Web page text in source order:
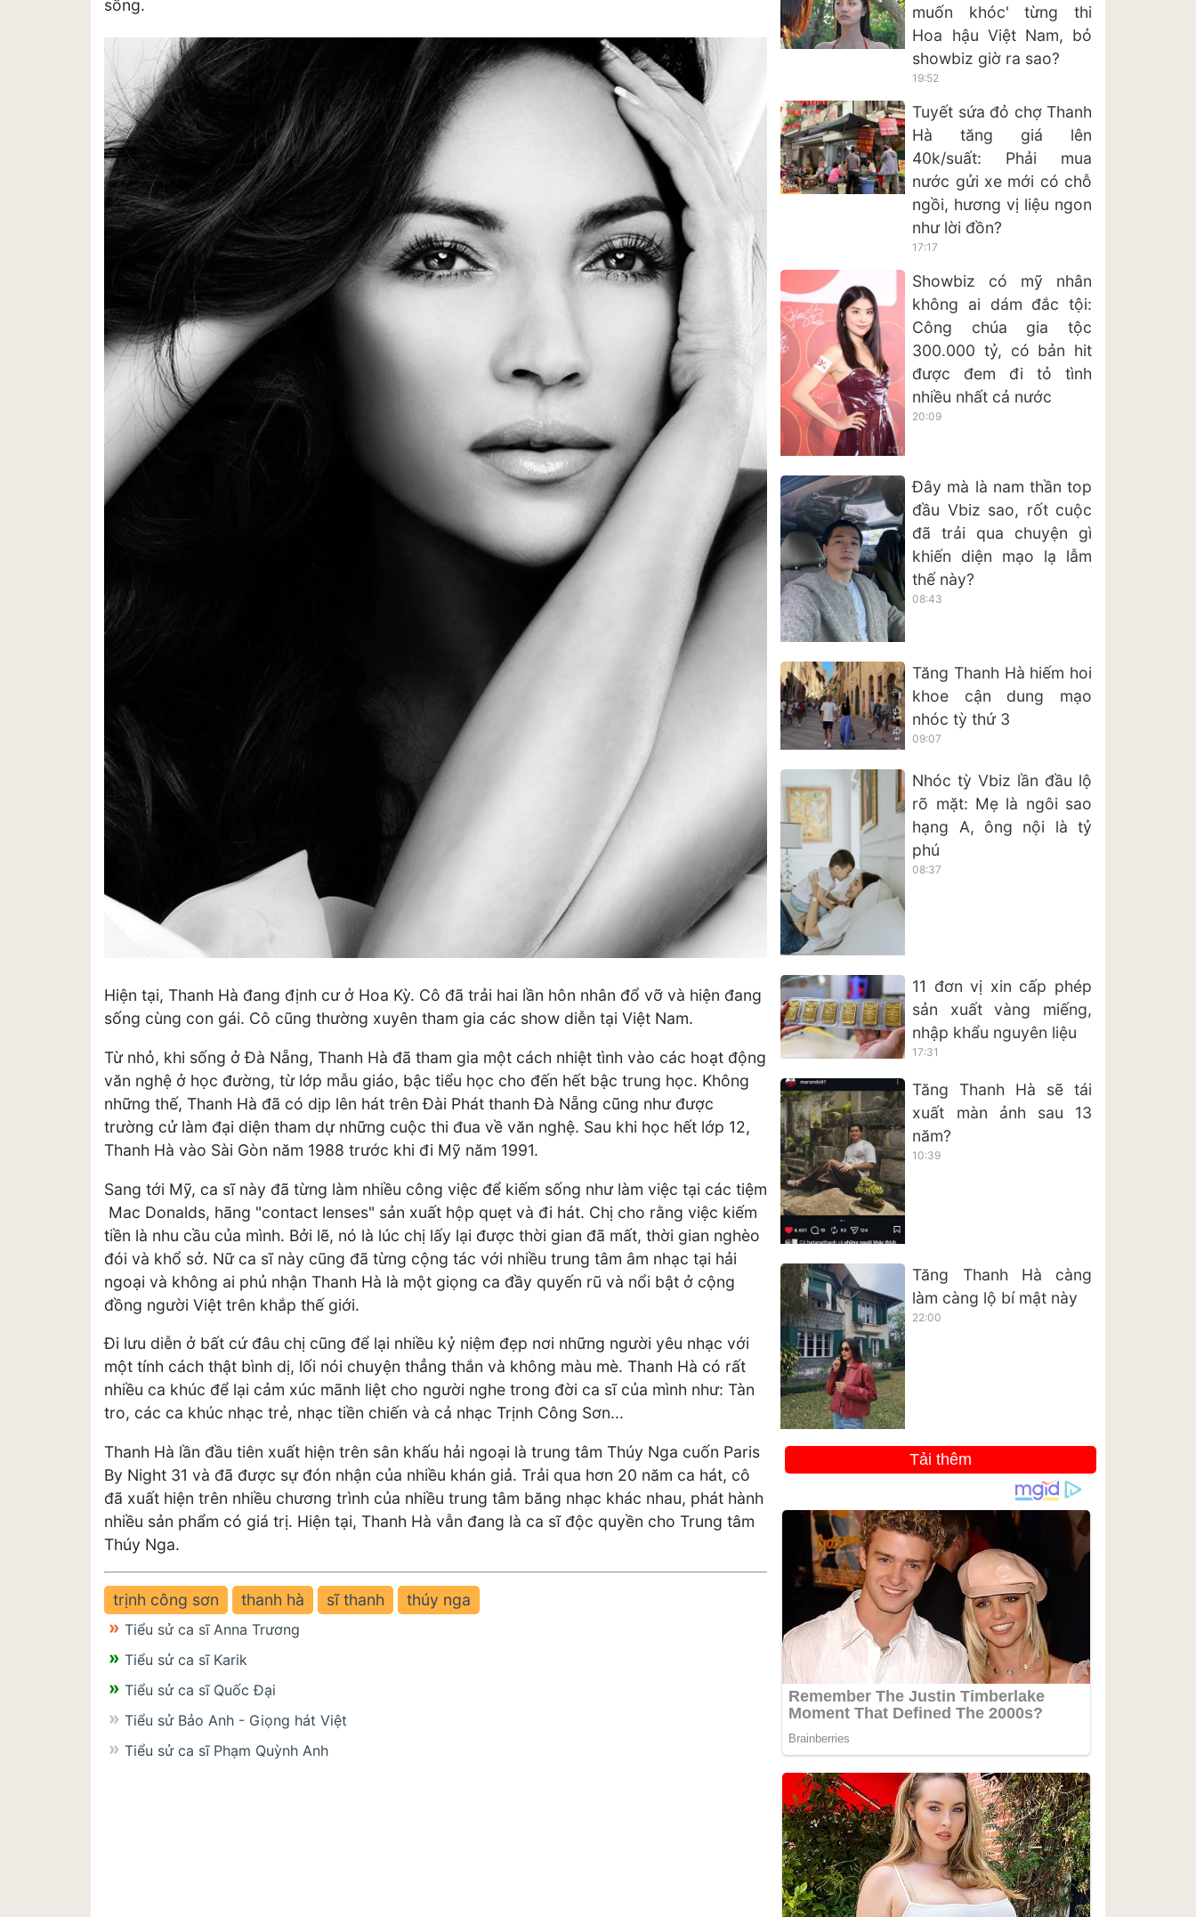
sống.
Hiện tại, Thanh Hà đang định cư ở Hoa Kỳ. Cô đã trải hai lần hôn nhân đổ vỡ và hiện đang
sống cùng con gái. Cô cũng thường xuyên tham gia các show diễn tại Việt Nam.
Từ nhỏ, khi sống ở Đà Nẵng, Thanh Hà đã tham gia một cách nhiệt tình vào các hoạt động
văn nghệ ở học đường, từ lớp mẫu giáo, bậc tiểu học cho đến hết bậc trung học. Không
những thế, Thanh Hà đã có dịp lên hát trên Đài Phát thanh Đà Nẵng cũng như được
trường cử làm đại diện tham dự những cuộc thi đua về văn nghệ. Sau khi học hết lớp 12,
Thanh Hà vào Sài Gòn năm 1988 trước khi đi Mỹ năm 1991.
Sang tới Mỹ, ca sĩ này đã từng làm nhiều công việc để kiếm sống như làm việc tại các tiệm
Mac Donalds, hãng "contact lenses" sản xuất hộp quẹt và đi hát. Chị cho rằng việc kiếm
tiền là nhu cầu của mình. Bởi lẽ, nó là lúc chị lấy lại được thời gian đã mất, thời gian nghèo
đói và khổ sở. Nữ ca sĩ này cũng đã từng cộng tác với nhiều trung tâm âm nhạc tại hải
ngoại và không ai phủ nhận Thanh Hà là một giọng ca đầy quyến rũ và nổi bật ở cộng
đồng người Việt trên khắp thế giới.
Đi lưu diễn ở bất cứ đâu chị cũng để lại nhiều kỷ niệm đẹp nơi những người yêu nhạc với
một tính cách thật bình dị, lối nói chuyện thẳng thắn và không màu mè. Thanh Hà có rất
nhiều ca khúc để lại cảm xúc mãnh liệt cho người nghe trong đời ca sĩ của mình như: Tàn
tro, các ca khúc nhạc trẻ, nhạc tiền chiến và cả nhạc Trịnh Công Sơn...
Thanh Hà lần đầu tiên xuất hiện trên sân khấu hải ngoại là trung tâm Thúy Nga cuốn Paris
By Night 31 và đã được sự đón nhận của nhiều khán giả. Trải qua hơn 20 năm ca hát, cô
đã xuất hiện trên nhiều chương trình của nhiều trung tâm băng nhạc khác nhau, phát hành
nhiều sản phẩm có giá trị. Hiện tại, Thanh Hà vẫn đang là ca sĩ độc quyền cho Trung tâm
Thúy Nga.
trịnh công sơn thanh hà sĩ thanh thúy nga
Tiểu sử ca sĩ Anna Trương
Tiểu sử ca sĩ Karik
Tiểu sử ca sĩ Quốc Đại
Tiểu sử Bảo Anh - Giọng hát Việt
Tiểu sử ca sĩ Phạm Quỳnh Anh
muốn khóc' từng thi
Hoa hậu Việt Nam, bỏ
showbiz giờ ra sao?
19:52
Tuyết sứa đỏ chợ Thanh
Hà tăng giá lên
40k/suất: Phải mua
nước gửi xe mới có chỗ
ngồi, hương vị liệu ngon
như lời đồn?
17:17
Showbiz có mỹ nhân
không ai dám đắc tội:
Công chúa gia tộc
300.000 tỷ, có bản hit
được đem đi tỏ tình
nhiều nhất cả nước
20:09
Đây mà là nam thần top
đầu Vbiz sao, rốt cuộc
đã trải qua chuyện gì
khiến diện mạo lạ lẫm
thế này?
08:43
Tăng Thanh Hà hiếm hoi
khoe cận dung mạo
nhóc tỳ thứ 3
09:07
Nhóc tỳ Vbiz lần đầu lộ
rõ mặt: Mẹ là ngôi sao
hạng A, ông nội là tỷ
phú
08:37
11 đơn vị xin cấp phép
sản xuất vàng miếng,
nhập khẩu nguyên liệu
17:31
Tăng Thanh Hà sẽ tái
xuất màn ảnh sau 13
năm?
10:39
Tăng Thanh Hà càng
làm càng lộ bí mật này
22:00
Tải thêm